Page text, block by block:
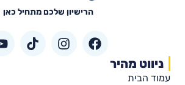
הרישיון שלכם מתחיל כאן
ניווט מהיר
עמוד הבית